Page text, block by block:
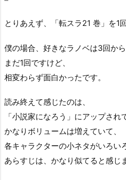
とりあえず、「転スラ21 巻」を1
僕の場合、好きなラノベは3回か
まだ1回ですけど、
相変わらず面白かったです。
読み終えて感じたのは、
「小説家になろう」にアップされ
かなりボリュームは増えていて、
各キャラクターの小ネタがいろい
あらすじは、かなり似てると感じ